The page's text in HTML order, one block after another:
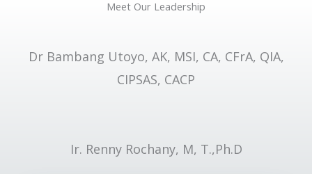
Meet Our Leadership
Dr Bambang Utoyo, AK, MSI, CA, CFrA, QIA,
CIPSAS, CACP
Ir. Renny Rochany, M, T.,Ph.D